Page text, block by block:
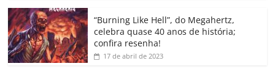
o
m
“Burning Like Hell”, do Megahertz,
celebra quase 40 anos de história;
confira resenha!
17 de abril de 2023